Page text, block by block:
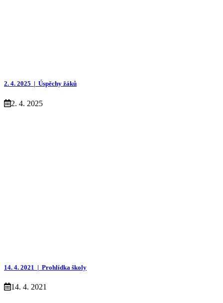
2. 4. 2025 | Úspěchy žáků
2. 4. 2025
14. 4. 2021 | Prohlídka školy
14. 4. 2021